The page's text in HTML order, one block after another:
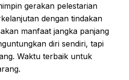
gerakan pelestarian
dengan tindakan
manfaat jangka panjang
diri sendiri, tapi
Waktu terbaik untuk